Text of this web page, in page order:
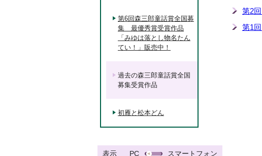
第2
第1
第6回森三郎童話賞全国募
集 最優秀賞受賞作品
「みゆは落とし物名たん
てい！」販売中！
過去の森三郎童話賞全国
募集受賞作品
初雁と松本どん
表示 PC スマートフォン